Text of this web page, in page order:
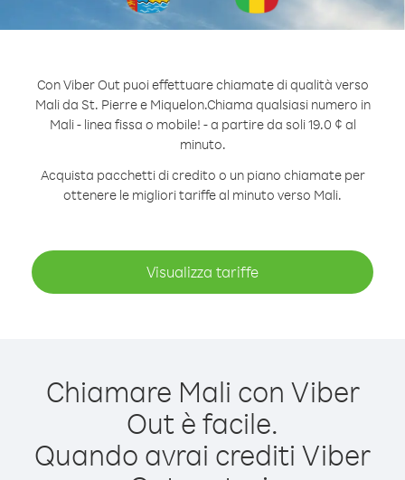
Con Viber Out puoi effettuare chiamate di qualità verso
Mali da St. Pierre e Miquelon.Chiama qualsiasi numero in
Mali - linea fissa o mobile! - a partire da soli 19.0 ¢ al
minuto.
Acquista pacchetti di credito o un piano chiamate per
ottenere le migliori tariffe al minuto verso Mali.
Visualizza tariffe
Chiamare Mali con Viber
Out è facile.
Quando avrai crediti Viber